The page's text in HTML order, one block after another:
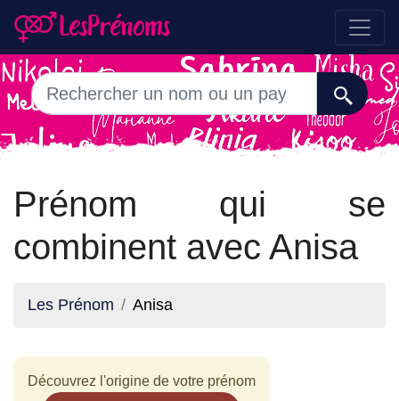
Prénom qui se
combinent avec Anisa
Les Prénom Anisa
Découvrez l'origine de votre prénom